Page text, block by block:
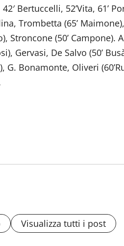
Bertuccelli, 52’Vita, 61’
Trombetta (65’
Stroncone (50’ Campone).
Gervasi, De Salvo (50’
G. Bonamonte, Oliveri
Visualizza tutti i post